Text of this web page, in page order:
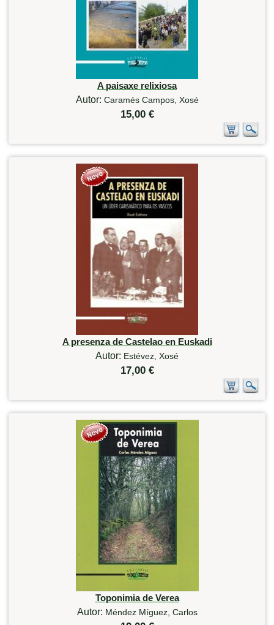
A paisaxe relixiosa
Autor: Caramés Campos, Xosé
15,00 €
A presenza de Castelao en Euskadi
Autor: Estévez, Xosé
17,00 €
Toponimia de Verea
Autor: Méndez Míguez, Carlos